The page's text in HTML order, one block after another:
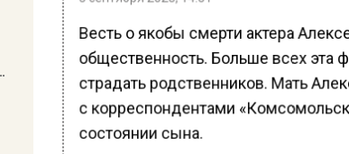
Весть о якобы смерти актера
общественность. Больше всех эта
страдать родственников. Мать
с корреспондентами
состоянии сына.